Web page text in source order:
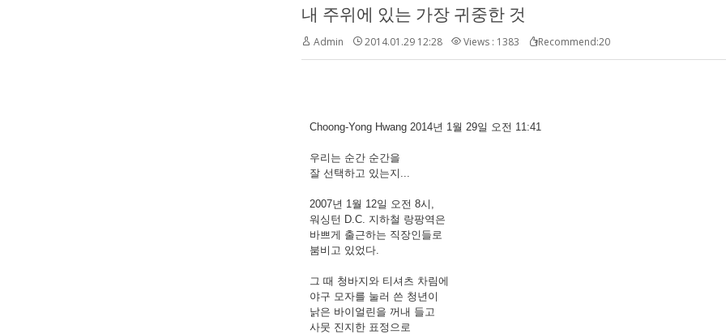
내 주위에 있는 가장 귀중한 것
Admin 2014.01.29 12:28 Views : 1383 Recommend:20
Choong-Yong Hwang 2014년 1월 29일 오전 11:41
우리는 순간 순간을
잘 선택하고 있는지...
2007년 1월 12일 오전 8시,
워싱턴 D.C. 지하철 랑팡역은
바쁘게 출근하는 직장인들로
붐비고 있었다.
그 때 청바지와 티셔츠 차림에
야구 모자를 눌러 쓴 청년이
낡은 바이얼린을 꺼내 들고
사뭇 진지한 표정으로